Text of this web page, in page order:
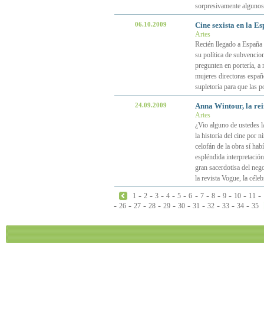
sorpresivamente
06.10.2009 Cine sexista en la
Artes
Recién llegado a
su política de
pregunten en portería,
mujeres directoras
supletoria para que las
24.09.2009 Anna Wintour, la
Artes
¿Vio alguno de ustedes
la historia del cine por
celofán de la obra sí
espléndida
gran sacerdotisa del
la revista Vogue, la
1 -2 -3 -4 -5 -6 - 7- 8- 9- 10- 11 -
- 26 - 27 - 28 - 29 - 30 - 31 - 32 - 33 - 34 - 35